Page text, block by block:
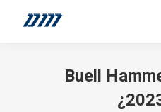
Buell